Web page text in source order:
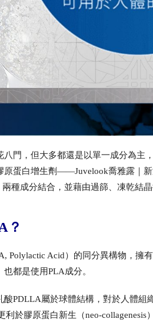
門，但大多都還是以單一成分為主
原蛋白增生劑——Juvelook喬雅露｜
種成分結合，並藉由過篩、凍乾結晶
？
Polylactic Acid）的同分異構物，
都是使用PLA成分。
PDLLA屬於球體結構，對於人體
於膠原蛋白新生（neo-collagenesis